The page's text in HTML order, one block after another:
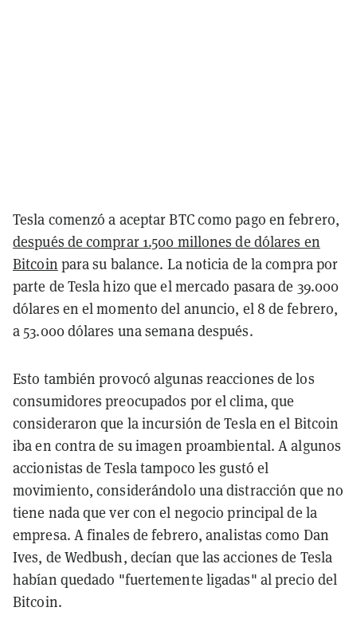
Tesla comenzó a aceptar BTC como pago en febrero,
después de comprar 1.500 millones de dólares en
Bitcoin para su balance. La noticia de la compra por
parte de Tesla hizo que el mercado pasara de 39.000
dólares en el momento del anuncio, el 8 de febrero,
a 53.000 dólares una semana después.
Esto también provocó algunas reacciones de los
consumidores preocupados por el clima, que
consideraron que la incursión de Tesla en el Bitcoin
iba en contra de su imagen proambiental. A algunos
accionistas de Tesla tampoco les gustó el
movimiento, considerándolo una distracción que no
tiene nada que ver con el negocio principal de la
empresa. A finales de febrero, analistas como Dan
Ives, de Wedbush, decían que las acciones de Tesla
habían quedado "fuertemente ligadas" al precio del
Bitcoin.